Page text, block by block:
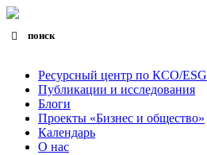
поиск
Ресурсный центр по КСО/ESG
Публикации и исследования
Блоги
Проекты «Бизнес и общество»
Календарь
О нас